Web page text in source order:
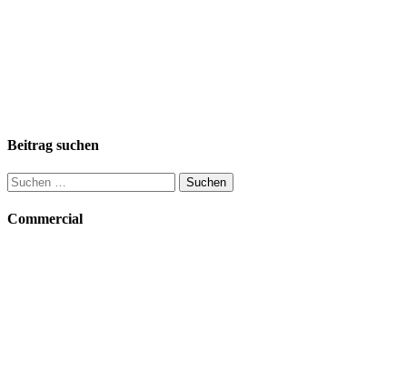
Beitrag suchen
Suchen
nach:
Commercial